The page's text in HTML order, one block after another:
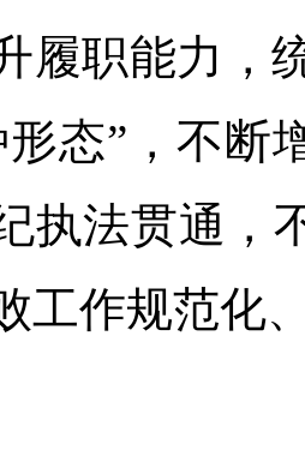
履职能力，
态”，不断
执法贯通，
工作规范化